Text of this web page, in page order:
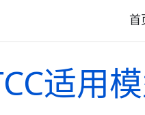
首
适用